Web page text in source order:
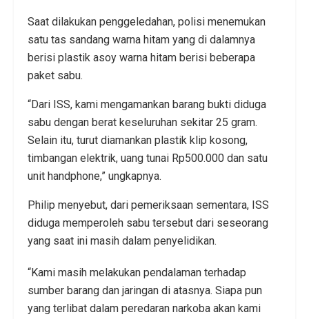
Saat dilakukan penggeledahan, polisi menemukan
satu tas sandang warna hitam yang di dalamnya
berisi plastik asoy warna hitam berisi beberapa
paket sabu.
“Dari ISS, kami mengamankan barang bukti diduga
sabu dengan berat keseluruhan sekitar 25 gram.
Selain itu, turut diamankan plastik klip kosong,
timbangan elektrik, uang tunai Rp500.000 dan satu
unit handphone,” ungkapnya.
Philip menyebut, dari pemeriksaan sementara, ISS
diduga memperoleh sabu tersebut dari seseorang
yang saat ini masih dalam penyelidikan.
“Kami masih melakukan pendalaman terhadap
sumber barang dan jaringan di atasnya. Siapa pun
yang terlibat dalam peredaran narkoba akan kami